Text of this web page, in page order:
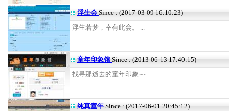
浮生会 Since : (2017-03-09 16:10:23)
浮生若梦，幸有此会。 ...
童年印象馆 Since : (2013-06-13 17:40:15)
找寻那逝去的童年印象~~ ...
纯真童年 Since : (2017-06-01 20:45:12)